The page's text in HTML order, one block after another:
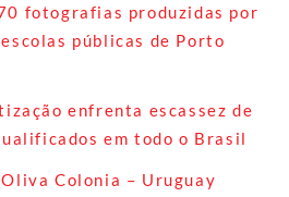
fotografias produzidas por
públicas de Porto
enfrenta escassez de
em todo o Brasil
Colonia – Uruguay